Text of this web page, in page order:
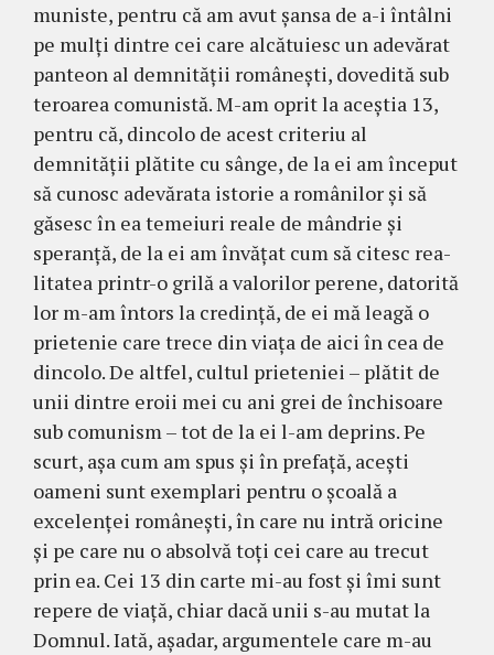
mu­niste, pentru că am avut şansa de a-i întâlni
pe mulţi dintre cei care alcătuiesc un adevărat
panteon al demnităţii româneşti, dovedită sub
teroarea co­munistă. M-am oprit la aceştia 13,
pentru că, din­colo de acest criteriu al
demnităţii plătite cu sânge, de la ei am început
să cunosc adevărata istorie a ro­mânilor şi să
găsesc în ea temeiuri reale de mândrie şi
speranţă, de la ei am învăţat cum să citesc rea­
litatea printr-o grilă a valorilor perene, datorită
lor m-am întors la credinţă, de ei mă leagă o
prie­tenie care trece din viaţa de aici în cea de
dincolo. De altfel, cultul prieteniei – plătit de
unii dintre eroii mei cu ani grei de închisoare
sub comunism – tot de la ei l-am deprins. Pe
scurt, aşa cum am spus şi în prefaţă, aceşti
oameni sunt exemplari pentru o şcoală a
excelenţei româneşti, în care nu intră oricine
şi pe care nu o absolvă toţi cei care au trecut
prin ea. Cei 13 din carte mi-au fost şi îmi sunt
re­pere de viaţă, chiar dacă unii s-au mutat la
Domnul. Iată, aşadar, argumentele care m-au